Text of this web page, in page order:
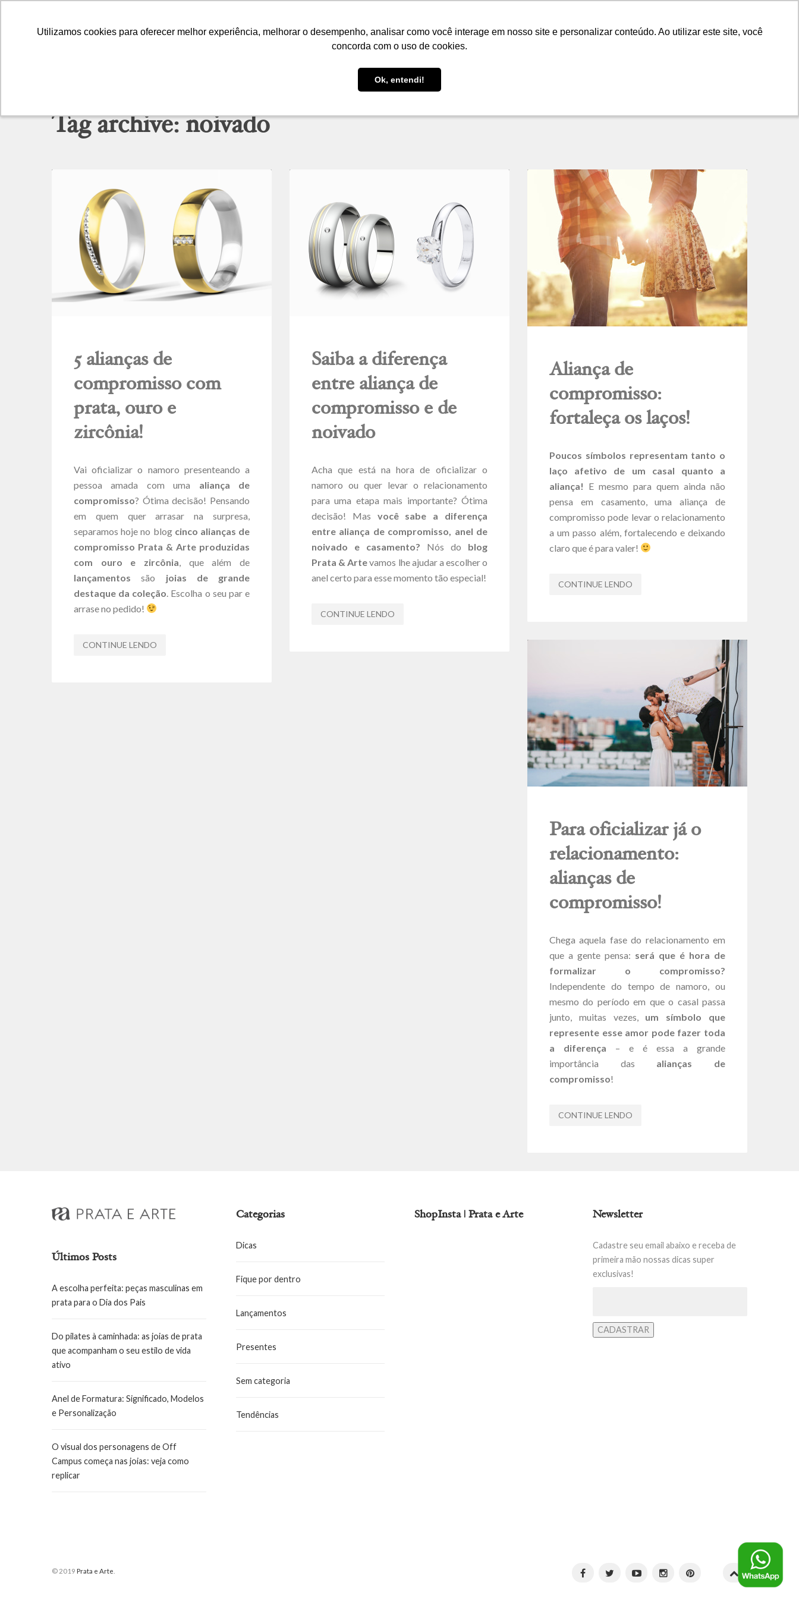
Utilizamos cookies para oferecer melhor experiência, melhorar o desempenho, analisar como você interage em nosso site e personalizar conteúdo. Ao utilizar este site, você
concorda com o uso de cookies.
Ok, entendi!
Utilizamos cookies para oferecer melhor experiência, melhorar o desempenho, analisar como você interage em nosso site e personalizar conteúdo. Ao utilizar este site, você
concorda com o uso de cookies.
Ok, entendi!
LOJA FIQUE POR DENTRO PRESENTES LANÇAMENTOS DICAS CONTATO
Tag archive: noivado
5 alianças de
compromisso com
prata, ouro e
zircônia!
Vai oficializar o namoro presenteando a
pessoa amada com uma aliança de
compromisso? Ótima decisão! Pensando
em quem quer arrasar na surpresa,
separamos hoje no blogcinco alianças de
compromisso Prata & Arte produzidas
com ouro e zircônia , que além de
lançamentos são joias de grande
destaque da coleção . Escolha o seu par e
arrase no pedido!
CONTINUE LENDO
Saiba a diferença
entre aliança de
compromisso e de
noivado
Acha que está na hora de oficializar o
namoro ou quer levar o relacionamento
para uma etapa mais importante? Ótima
decisão! Mas você sabe a diferença
entre aliança de compromisso, anel de
noivado e casamento? Nós do blog
Prata & Artevamos lhe ajudar a escolher o
anel certo para esse momento tão especial!
CONTINUE LENDO
Aliança de
compromisso:
fortaleça os laços!
Poucos símbolos representam tanto o
laço afetivo de um casal quanto a
aliança! E mesmo para quem ainda não
pensa em casamento, uma aliança de
compromisso pode levar o relacionamento
a um passo além, fortalecendo e deixando
claro que é para valer!
CONTINUE LENDO
Para oficializar já o
relacionamento:
alianças de
compromisso!
Chega aquela fase do relacionamento em
que a gente pensa: será que é hora de
formalizar o compromisso?
Independente do tempo de namoro, ou
mesmo do período em que o casal passa
junto, muitas vezes, um símbolo que
represente esse amor pode fazer toda
a diferença – e é essa a grande
importância das alianças de
compromisso!
CONTINUE LENDO
Últimos Posts
A escolha perfeita: peças masculinas em
prata para o Dia dos Pais
Do pilates à caminhada: as joias de prata
que acompanham o seu estilo de vida
ativo
Anel de Formatura: Significado, Modelos
e Personalização
O visual dos personagens de Off
Campus começa nas joias: veja como
replicar
Categorias
Dicas
Fique por dentro
Lançamentos
Presentes
Sem categoria
Tendências
ShopInsta | Prata e Arte Newsletter
Cadastre seu email abaixo e receba de
primeira mão nossas dicas super
exclusivas!
© 2019 Prata e Arte